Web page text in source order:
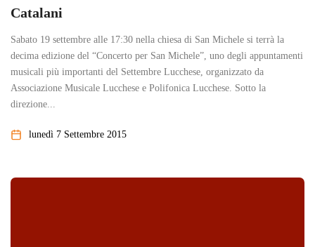
Catalani
Sabato 19 settembre alle 17:30 nella chiesa di San Michele si terrà la
decima edizione del “Concerto per San Michele”, uno degli appuntamenti
musicali più importanti del Settembre Lucchese, organizzato da
Associazione Musicale Lucchese e Polifonica Lucchese. Sotto la
direzione...
lunedì 7 Settembre 2015